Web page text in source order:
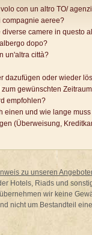
con un altro TO/
aeree?
camere in questo
dopo?
un'altra città?
dazufügen oder wieder
zum gewünschten
empfohlen?
einen und wie lange
(Überweisung,
zu unseren
Hotels, Riads und
wir keine
nicht um Bestandteil